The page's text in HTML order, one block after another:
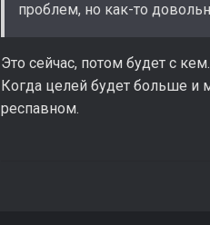
проблем, но как-то
Это сейчас, потом будет с
Когда целей будет больше и
респавном.